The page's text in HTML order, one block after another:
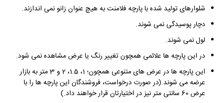
شلوارهای تولید شده با پارچه فلامنت به هیچ عنوان زانو نمی ‌اندازند.
دچار پوسیدگی نمی ‌شوند.
لول نمی ‌شوند.
در این پارچه ‌ها علائمی همچون تغییر رنگ یا عرض مشاهده نمی ‌شود.
این پارچه‌ ها در عرض های متنوعی همچون؛ 1، 1.5، 2 و 3 متر به بازار
عرضه می ‌شوند.(در صورت درخواست، فروشندگان این پارچه ‌ها را با
عرض 60 سانتی ‌متر نیز در اختیارتان قرار خواهند داد.)